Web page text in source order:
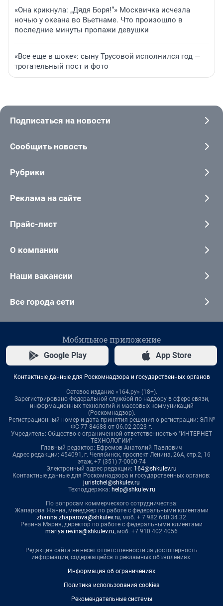
«Она крикнула: „Дядя Боря!“» Москвичка исчезла
ночью у океана во Вьетнаме. Что произошло в
последние минуты пропажи девушки
«Все еще в шоке»: сыну Трусовой исполнился год —
трогательный пост и фото
Подписаться на новости
Сообщить новость
Рубрики
Реклама на сайте
Прайс-лист
О компании
Наши вакансии
Все города сети
Мобильное приложение
Google Play App Store
Контактные данные для Роскомнадзора и государственных органов
Сетевое издание «164.ру» (18+).
Зарегистрировано Федеральной службой по надзору в сфере связи,
информационных технологий и массовых коммуникаций
(Роскомнадзор).
Регистрационный номер и дата принятия решения о регистрации: ЭЛ №
ФС 77-84688 от 06.02.2023 г.
Учредитель: Общество с ограниченной ответственностью "ИНТЕРНЕТ
ТЕХНОЛОГИИ"
Главный редактор: Ефремов Анатолий Павлович
Адрес редакции: 454091, г. Челябинск, проспект Ленина, 26А, стр.2, 16
этаж, +7 (351) 7-0000-74
Электронный адрес редакции: 164@shkulev.ru
Контактные данные для Роскомнадзора и государственных органов:
juristchel@shkulev.ru
Техподдержка: help@shkulev.ru
По вопросам коммерческого сотрудничества:
Жапарова Жанна, менеджер по работе с федеральными клиентами
zhanna.zhaparova@shkulev.ru, моб. + 7 982 640 34 32
Ревина Мария, директор по работе с федеральными клиентами
mariya.revina@shkulev.ru, моб. +7 910 402 4056
Редакция сайта не несет ответственности за достоверность
информации, содержащейся в рекламных объявлениях.
Информация об ограничениях
Политика использования cookies
Рекомендательные системы